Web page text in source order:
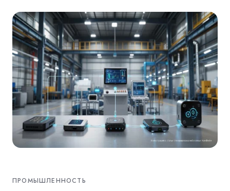
ПРОМЫШЛЕННОСТЬ